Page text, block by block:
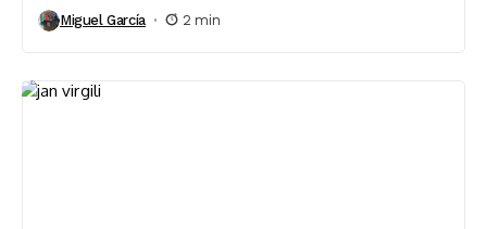
Miguel García 2 min